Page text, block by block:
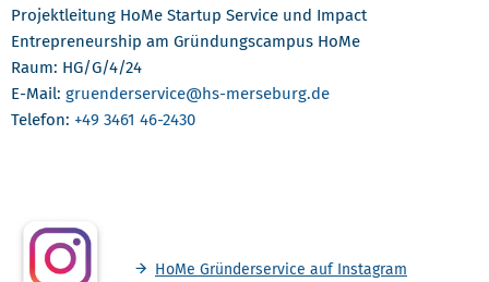
Projektleitung HoMe Startup Service und Impact
Entrepreneurship am Gründungscampus HoMe
Raum: HG/G/4/24
E-Mail: gruenderservice@hs-merseburg.de
Telefon: +49 3461 46-2430
HoMe Gründerservice auf Instagram